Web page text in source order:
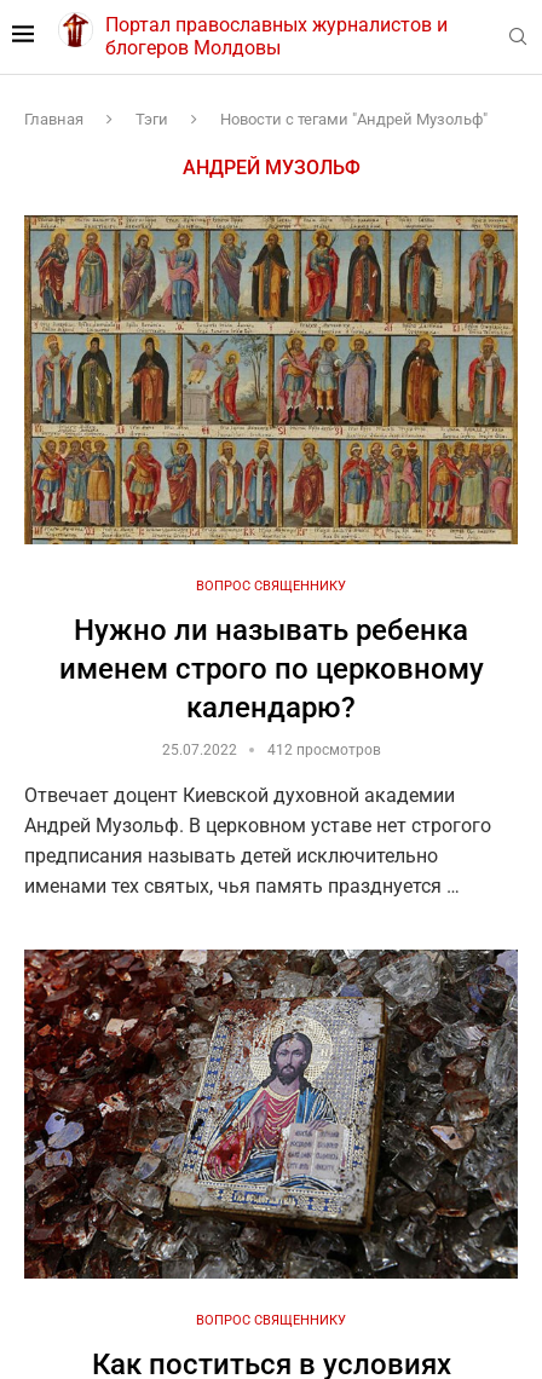
Портал православных журналистов и
блогеров Молдовы
Главная Тэги Новости с тегами "Андрей Музольф"
АНДРЕЙ МУЗОЛЬФ
ВОПРОС СВЯЩЕННИКУ
Нужно ли называть ребенка
именем строго по церковному
календарю?
25.07.2022 412 просмотров
Отвечает доцент Киевской духовной академии
Андрей Музольф. В церковном уставе нет строгого
предписания называть детей исключительно
именами тех святых, чья память празднуется …
ВОПРОС СВЯЩЕННИКУ
Как поститься в условиях